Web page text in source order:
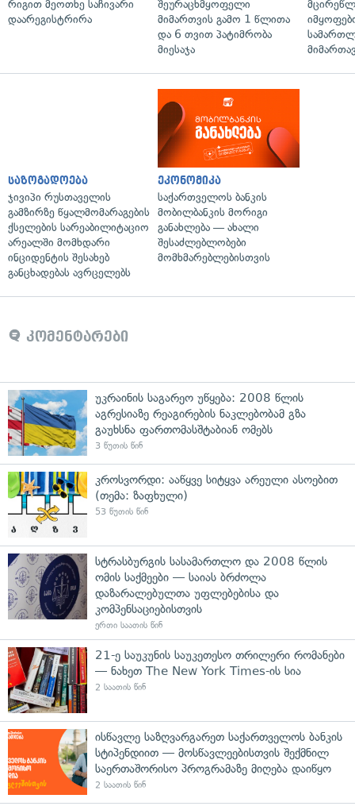
რიგით მეოთხე საჩივარი
დაარეგისტრირა
შეურაცხმყოფელი
მიმართვის გამო 1 წლითა
და 6 თვით პატიმრობა
მიესაჯა
საზოგადოება
ჯივიპი რუსთაველის
გამზირზე წყალმომარაგების
ქსელების სარეაბილიტაციო
არეალში მომხდარი
ინციდენტის შესახებ
განცხადებას ავრცელებს
ეკონომიკა
საქართველოს ბანკის
მობილბანკის მორიგი
განახლება — ახალი
შესაძლებლობები
მომხმარებლებისთვის
კომენტარები
უკრაინის საგარეო უწყება: 2008 წლის
აგრესიაზე რეაგირების ნაკლებობამ გზა
გაუხსნა ფართომასშტაბიან ომებს
3 წუთის წინ
კროსვორდი: ააწყვე სიტყვა არეული ასოებით
(თემა: ზაფხული)
53 წუთის წინ
სტრასბურგის სასამართლო და 2008 წლის
ომის საქმეები — საიას ბრძოლა
დაზარალებულთა უფლებებისა და
კომპენსაციებისთვის
ერთი საათის წინ
21-ე საუკუნის საუკეთესო თრილერი რომანები
— ნახეთ The New York Times-ის სია
2 საათის წინ
ისწავლე საზღვარგარეთ საქართველოს ბანკის
სტიპენდიით — მოსწავლეებისთვის შექმნილ
საერთაშორისო პროგრამაზე მიღება დაიწყო
2 საათის წინ